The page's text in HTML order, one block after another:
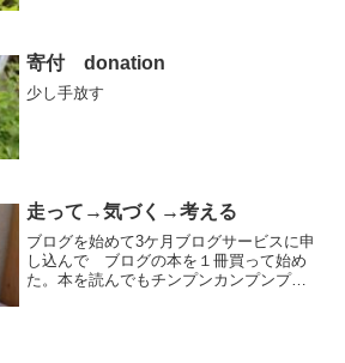
寄付 donation
少し手放す
走って→気づく→考える
ブログを始めて3ケ月ブログサービスに申
し込んで ブログの本を１冊買って始め
た。本を読んでもチンプンカンプンプラ